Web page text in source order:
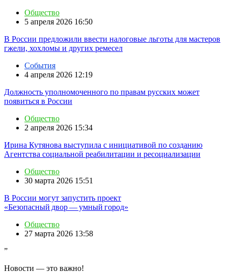
Общество
5 апреля 2026 16:50
В России предложили ввести налоговые льготы для мастеров
гжели, хохломы и других ремесел
События
4 апреля 2026 12:19
Должность уполномоченного по правам русских может
появиться в России
Общество
2 апреля 2026 15:34
Ирина Кутянова выступила с инициативой по созданию
Агентства социальной реабилитации и ресоциализации
Общество
30 марта 2026 15:51
В России могут запустить проект
«Безопасный двор — умный город»
Общество
27 марта 2026 13:58
”
Новости — это важно!